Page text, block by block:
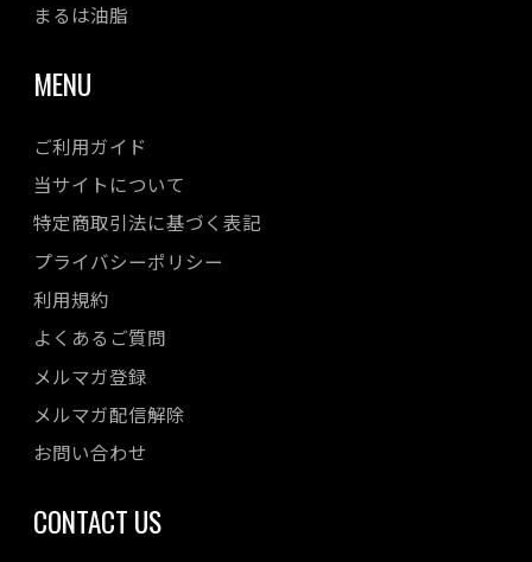
まるは油脂
MENU
ご利用ガイド
当サイトについて
特定商取引法に基づく表記
プライバシーポリシー
利用規約
よくあるご質問
メルマガ登録
メルマガ配信解除
お問い合わせ
CONTACT US